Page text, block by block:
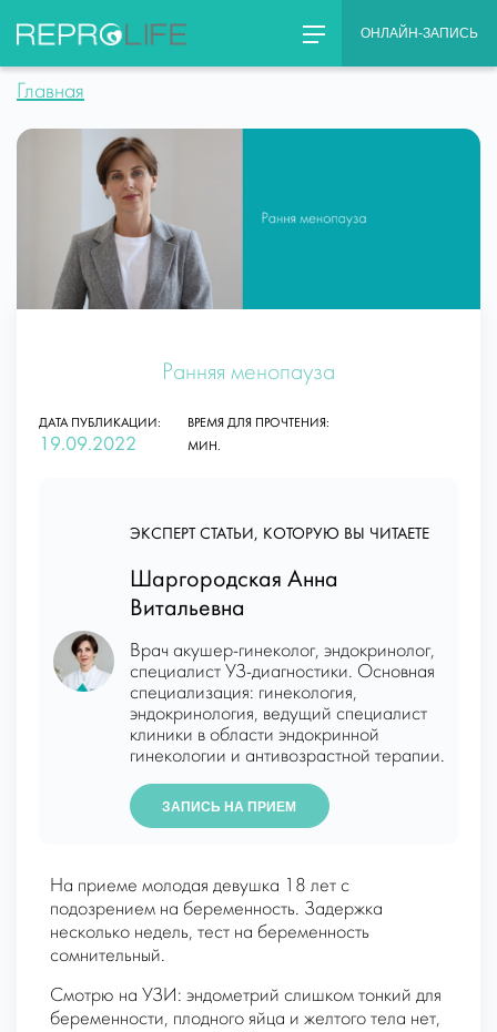
content
ОНЛАЙН-ЗАПИСЬ
Главная
Ранняя менопауза
ДАТА ПУБЛИКАЦИИ:
19.09.2022
ВРЕМЯ ДЛЯ ПРОЧТЕНИЯ:
МИН.
ЭКСПЕРТ СТАТЬИ, КОТОРУЮ ВЫ ЧИТАЕТЕ
Шаргородская Анна
Витальевна
Врач акушер-гинеколог, эндокринолог,
специалист УЗ-диагностики. Основная
специализация: гинекология,
эндокринология, ведущий специалист
клиники в области эндокринной
гинекологии и антивозрастной терапии.
ЗАПИСЬ НА ПРИЕМ
На приеме молодая девушка 18 лет с
подозрением на беременность. Задержка
несколько недель, тест на беременность
сомнительный.
Смотрю на УЗИ: эндометрий слишком тонкий для
беременности, плодного яйца и желтого тела нет,